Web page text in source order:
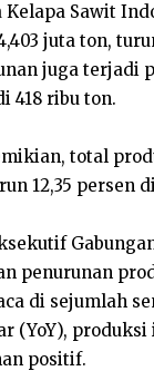
Kelapa Sawit
juta ton,
juga terjadi
418 ribu ton.
total
12,35 persen
penurunan
di sejumlah
(YoY),
positif.